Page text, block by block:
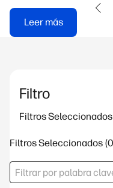
Leer más
Filtro
Filtros Seleccionados
Filtros Seleccionados